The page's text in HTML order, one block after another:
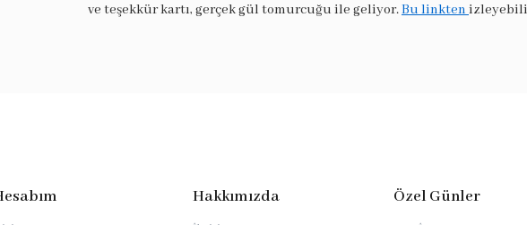
ve teşekkür kartı, gerçek gül tomurcuğu ile geliyor.Bu linkten
Hakkımızda Özel Günler